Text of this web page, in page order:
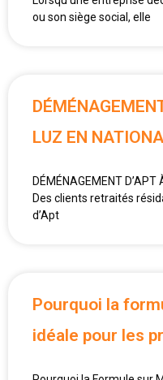
ou son siège social, elle
LUZ EN
DÉMÉNAGEMENT D’APT
Des clients retraités
d’Apt
Pourquoi la
idéale pour les